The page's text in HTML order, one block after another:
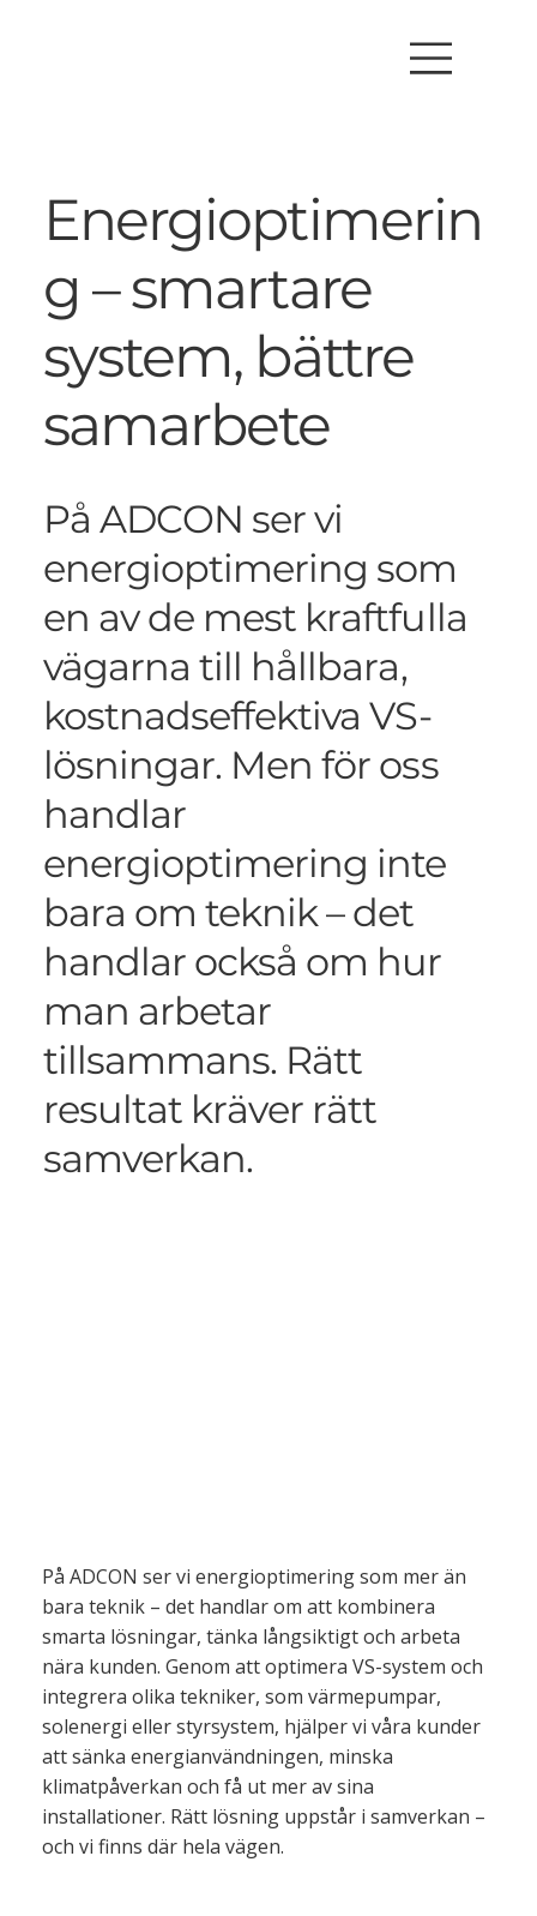
Energioptimerin
g – smartare
system, bättre
samarbete
På ADCON ser vi
energioptimering som
en av de mest kraftfulla
vägarna till hållbara,
kostnadseffektiva VS-
lösningar. Men för oss
handlar
energioptimering inte
bara om teknik – det
handlar också om hur
man arbetar
tillsammans. Rätt
resultat kräver rätt
samverkan.
På ADCON ser vi energioptimering som mer än
bara teknik – det handlar om att kombinera
smarta lösningar, tänka långsiktigt och arbeta
nära kunden. Genom att optimera VS-system och
integrera olika tekniker, som värmepumpar,
solenergi eller styrsystem, hjälper vi våra kunder
att sänka energianvändningen, minska
klimatpåverkan och få ut mer av sina
installationer. Rätt lösning uppstår i samverkan –
och vi finns där hela vägen.